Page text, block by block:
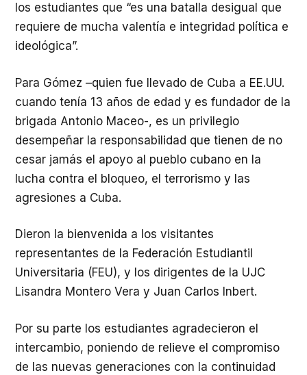
los estudiantes que “es una batalla desigual que
requiere de mucha valentía e integridad política e
ideológica”.
Para Gómez –quien fue llevado de Cuba a EE.UU.
cuando tenía 13 años de edad y es fundador de la
brigada Antonio Maceo-, es un privilegio
desempeñar la responsabilidad que tienen de no
cesar jamás el apoyo al pueblo cubano en la
lucha contra el bloqueo, el terrorismo y las
agresiones a Cuba.
Dieron la bienvenida a los visitantes
representantes de la Federación Estudiantil
Universitaria (FEU), y los dirigentes de la UJC
Lisandra Montero Vera y Juan Carlos Inbert.
Por su parte los estudiantes agradecieron el
intercambio, poniendo de relieve el compromiso
de las nuevas generaciones con la continuidad